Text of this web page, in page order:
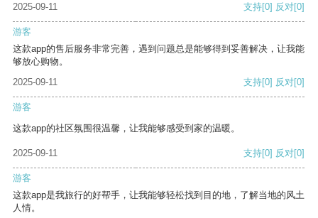
2025-09-11
支持[0] 反对[0]
游客
这款app的售后服务非常完善，遇到问题总是能够得到妥善解决，让我能
够放心购物。
2025-09-11
支持[0] 反对[0]
游客
这款app的社区氛围很温馨，让我能够感受到家的温暖。
2025-09-11 支持[0] 反对[0]
游客
这款app是我旅行的好帮手，让我能够轻松找到目的地，了解当地的风土
人情。